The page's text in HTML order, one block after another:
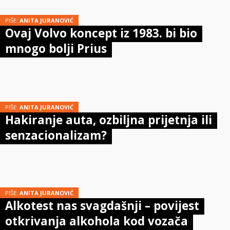
PIŠE: ANITA JURANOVIĆ
Ovaj Volvo koncept iz 1983. bi bio
mnogo bolji Prius
PIŠE: ANITA JURANOVIĆ
Hakiranje auta, ozbiljna prijetnja ili
senzacionalizam?
PIŠE: ANITA JURANOVIĆ
Alkotest nas svagdašnji – povijest
otkrivanja alkohola kod vozača